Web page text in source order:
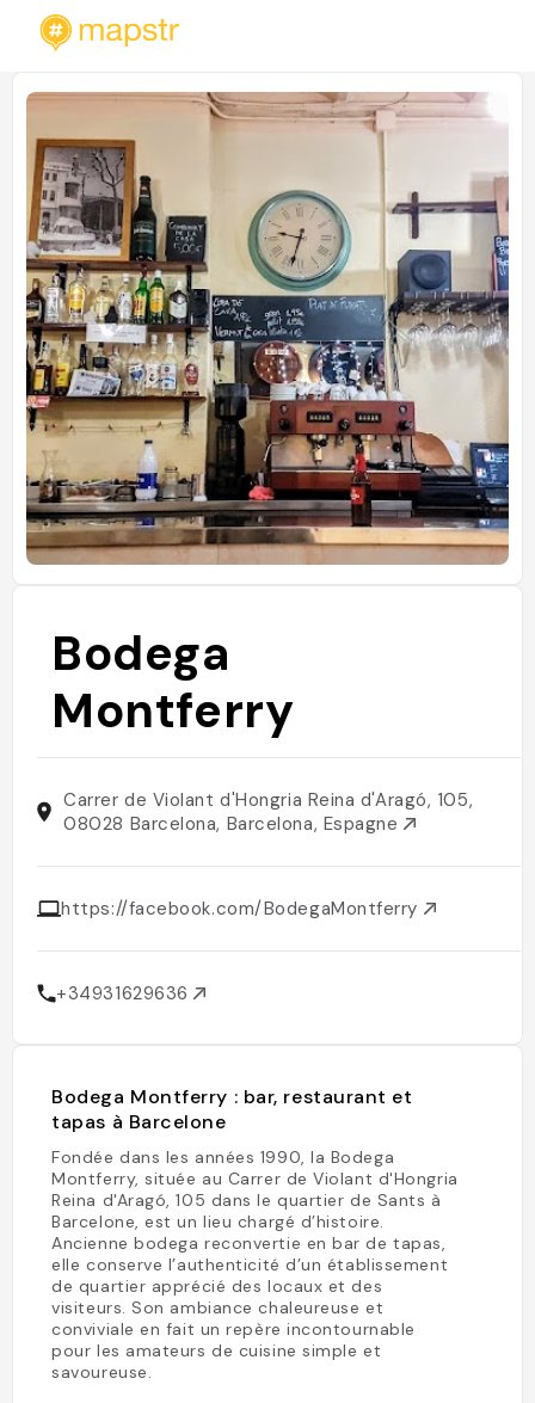
Bodega
Montferry
Carrer de Violant d'Hongria Reina d'Aragó, 105,
08028 Barcelona, Barcelona, Espagne
https://facebook.com/BodegaMontferry
+34931629636
Bodega Montferry : bar, restaurant et
tapas à Barcelone
Fondée dans les années 1990, la Bodega
Montferry, située au Carrer de Violant d'Hongria
Reina d'Aragó, 105 dans le quartier de Sants à
Barcelone, est un lieu chargé d’histoire.
Ancienne bodega reconvertie en bar de tapas,
elle conserve l’authenticité d’un établissement
de quartier apprécié des locaux et des
visiteurs. Son ambiance chaleureuse et
conviviale en fait un repère incontournable
pour les amateurs de cuisine simple et
savoureuse.